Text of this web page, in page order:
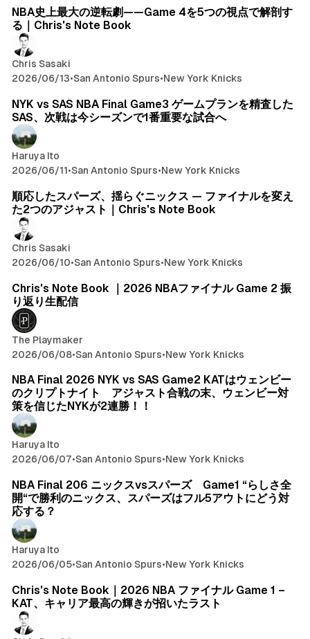
NBA史上最大の逆転劇——Game 4を5つの視点で解剖す
る｜Chris's Note Book
Chris Sasaki
2026/06/13•San Antonio Spurs•New York Knicks
NYK vs SAS NBA Final Game3 ゲームプランを精査した
SAS、次戦は今シーズンで1番重要な試合へ
Haruya Ito
2026/06/11•San Antonio Spurs•New York Knicks
順応したスパーズ、揺らぐニックス — ファイナルを変え
た2つのアジャスト｜Chris's Note Book
Chris Sasaki
2026/06/10•San Antonio Spurs•New York Knicks
Chris's Note Book ｜2026 NBAファイナル Game 2 振
り返り生配信
The Playmaker
2026/06/08•San Antonio Spurs•New York Knicks
NBA Final 2026 NYK vs SAS Game2 KATはウェンビー
のクリプトナイト アジャスト合戦の末、ウェンビー対
策を信じたNYKが2連勝！！
Haruya Ito
2026/06/07•San Antonio Spurs•New York Knicks
NBA Final 206 ニックスvsスパーズ Game1 “らしさ全
開“で勝利のニックス、スパーズはフル5アウトにどう対
応する？
Haruya Ito
2026/06/05•San Antonio Spurs•New York Knicks
Chris's Note Book｜2026 NBA ファイナル Game 1 –
KAT、キャリア最高の輝きが招いたラスト